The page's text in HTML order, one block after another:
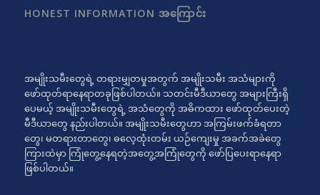
HONEST INFORMATION အကြောင်း
အမျိုးသမီးတွေရဲ့ တရားမျှတမှုအတွက် အမျိုးသမီး အသံများကို
ဖော်ထုတ်ရာနေရာတခုဖြစ်ပါတယ်။ သတင်းမီဒီယာတွေ အများကြီးရှိ
ပေမယ့် အမျိုးသမီးတွေရဲ့ အသံတွေကို အဓိကထား ဖော်ထုတ်ပေးတဲ့
မီဒီယာတွေ နည်းပါတယ်။ အမျိုးသမီးတွေဟာ အကြမ်းဖက်ခံရတာ
တွေ၊ မတရားတာတွေ၊ ဓလေ့ထုံးတမ်း ယဉ်ကျေးမှု အခက်အခဲတွေ
ကြားထဲမှာ ကြုံတွေ့နေရတဲ့အတွေ့အကြုံတွေကို ဖော်ပြပေးရာနေရာ
ဖြစ်ပါတယ်။